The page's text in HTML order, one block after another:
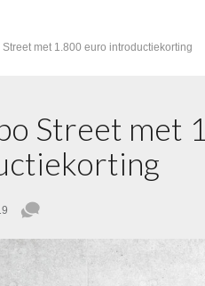
Street met 1.800 euro introductiekorting
Street met